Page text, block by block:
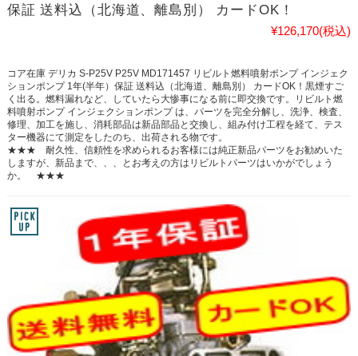
保証 送料込（北海道、離島別） カードOK！
¥126,170(税込)
コア在庫 デリカ S-P25V P25V MD171457 リビルト燃料噴射ポンプ インジェク
ションポンプ 1年(半年）保証 送料込（北海道、離島別） カードOK！黒煙すご
く出る。燃料漏れなど、していたら大惨事になる前に即交換です。リビルト燃
料噴射ポンプ インジェクションポンプ は、パーツを完全分解し、洗浄、検査、
修理、加工を施し、消耗部品は新品部品と交換し、組み付け工程を経て、テス
ター機器にて測定をしたのち、出荷される物です。
★★★ 耐久性、信頼性を求められるお客様には純正新品パーツをお勧めいた
しますが、新品まで、、、とお考えの方はリビルトパーツはいかがでしょう
か。 ★★★